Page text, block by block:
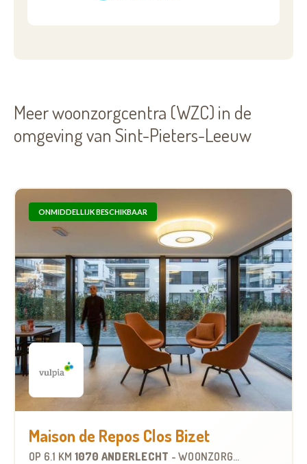
Meer woonzorgcentra (WZC) in de
omgeving van Sint-Pieters-Leeuw
ONMIDDELLIJK BESCHIKBAAR
Maison de Repos Clos Bizet
OP 6.1 KM 1070 ANDERLECHT - WOONZORGCENTRUM (WZC)